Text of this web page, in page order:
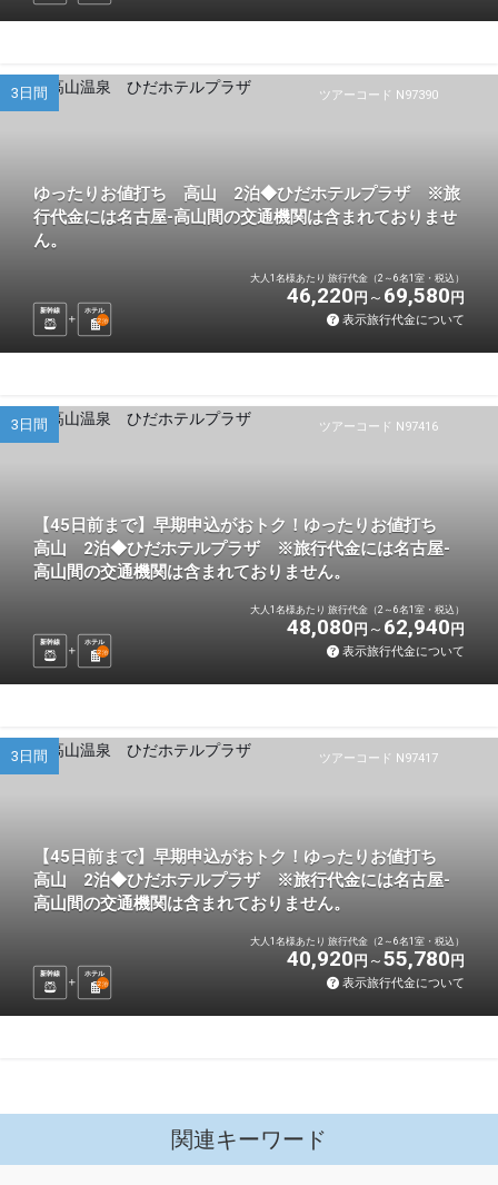
ツアーコード N97390
3日間
ゆったりお値打ち 高山 2泊◆ひだホテルプラザ ※旅
行代金には名古屋-高山間の交通機関は含まれておりませ
ん。
新幹線
ホテル
2泊
大人1名様あたり 旅行代金（2～6名1室・税込）
46,220 円 69,580 円
表示旅行代金について
ツアーコード N97416
3日間
【45日前まで】早期申込がおトク！ゆったりお値打ち
高山 2泊◆ひだホテルプラザ ※旅行代金には名古屋-
高山間の交通機関は含まれておりません。
新幹線
ホテル
2泊
大人1名様あたり 旅行代金（2～6名1室・税込）
48,080 円 62,940 円
表示旅行代金について
ツアーコード N97417
3日間
【45日前まで】早期申込がおトク！ゆったりお値打ち
高山 2泊◆ひだホテルプラザ ※旅行代金には名古屋-
高山間の交通機関は含まれておりません。
新幹線
ホテル
2泊
大人1名様あたり 旅行代金（2～6名1室・税込）
40,920 円 55,780 円
表示旅行代金について
関連キーワード